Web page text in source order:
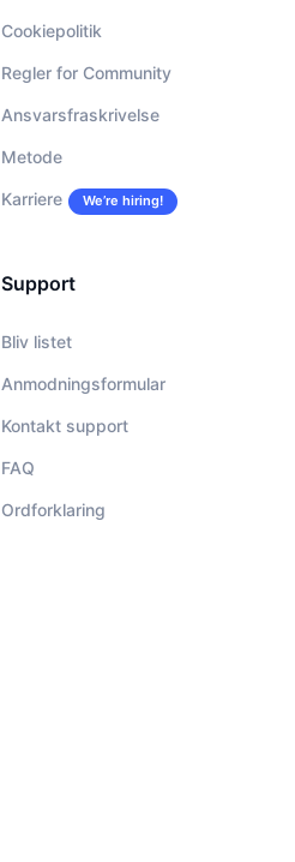
Cookiepolitik
Regler for Community
Ansvarsfraskrivelse
Metode
Karriere We’re hiring!
Support
Bliv listet
Anmodningsformular
Kontakt support
FAQ
Ordforklaring